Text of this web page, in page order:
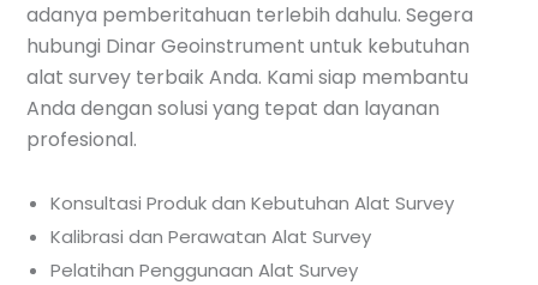
adanya pemberitahuan terlebih dahulu. Segera
hubungi Dinar Geoinstrument untuk kebutuhan
alat survey terbaik Anda. Kami siap membantu
Anda dengan solusi yang tepat dan layanan
profesional.
Konsultasi Produk dan Kebutuhan Alat Survey
Kalibrasi dan Perawatan Alat Survey
Pelatihan Penggunaan Alat Survey